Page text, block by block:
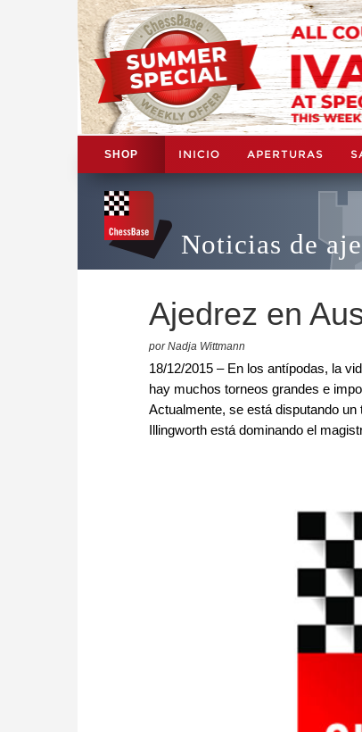
SHOP INICIO APERTURAS
Noticias de
Ajedrez en
por Nadja Wittmann
18/12/2015 – En los antípodas, la
hay muchos torneos grandes e
Actualmente, se está disputando
Illingworth está dominando el